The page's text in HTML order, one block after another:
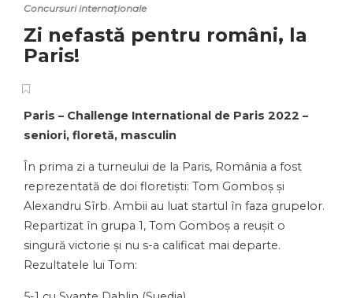
Concursuri internaționale
Zi nefastă pentru români, la
Paris!
Paris – Challenge International de Paris 2022 –
seniori, floretă, masculin
În prima zi a turneului de la Paris, România a fost
reprezentată de doi floretiști: Tom Gomboș și
Alexandru Sîrb. Ambii au luat startul în faza grupelor.
Repartizat în grupa 1, Tom Gomboș a reușit o
singură victorie și nu s-a calificat mai departe.
Rezultatele lui Tom: